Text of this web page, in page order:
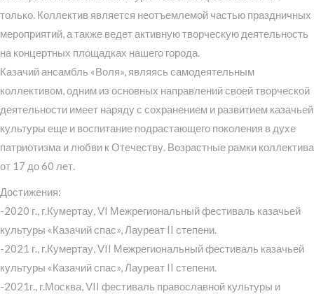
только. Коллектив является неотъемлемой частью праздничных
мероприятий, а также ведет активную творческую деятельность
на концертных площадках нашего города.
Казачий ансамбль «Воля», являясь самодеятельным
коллективом, одним из основных направлений своей творческой
деятельности имеет наряду с сохранением и развитием казачьей
культуры еще и воспитание подрастающего поколения в духе
патриотизма и любви к Отечеству. Возрастные рамки коллектива
от 17 до 60 лет.
Достижения:
-2020 г., г.Кумертау, VI Межрегиональный фестиваль казачьей
культуры «Казачий спас», Лауреат II степени.
-2021 г., г.Кумертау, VII Межрегиональный фестиваль казачьей
культуры «Казачий спас», Лауреат II степени.
-2021г., г.Москва, VII фестиваль православной культуры и